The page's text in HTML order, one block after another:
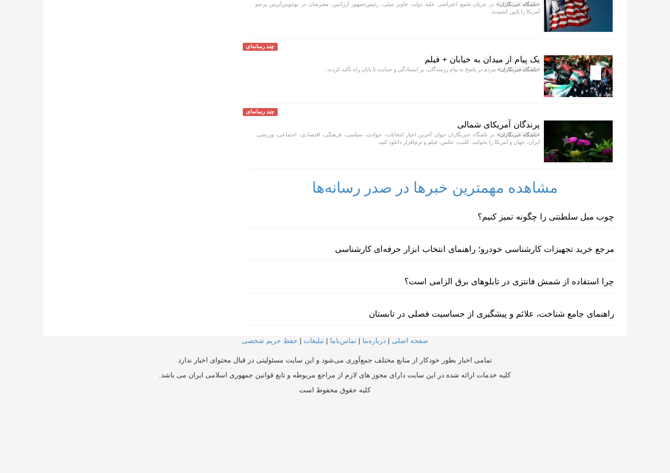
«باشگاه خبرنگاران»در جریان تجمع اعتراضی علیه دولت خاویر میلی، رئیس‌جمهور آرژانتین، معترضان در بوئنوس‌آیرس پرچم
آمریکا را پایین کشیدند.
چند رسانه‌ای
یک پیام از میدان به خیابان + فیلم
«باشگاه خبرنگاران» مردم در پاسخ به پیام رزمندگان، بر ایستادگی و حمایت تا پایان راه تأکید کردند.
چند رسانه‌ای
پرندگان آمریکای شمالی
«باشگاه خبرنگاران» در باشگاه خبرنگاران جوان آخرین اخبار انتخابات، حوادث، سیاسی، فرهنگی، اقتصادی، اجتماعی، ورزشی،
ایران، جهان و آمریکا را بخوانید. کلیپ، عکس، فیلم و نرم‌افزار دانلود کنید.
مشاهده مهمترین خبرها در صدر رسانه‌ها
چوب مبل سلطنتی را چگونه تمیز کنیم؟
مرجع خرید تجهیزات کارشناسی خودرو؛ راهنمای انتخاب ابزار حرفه‌ای کارشناسی
چرا استفاده از شمش فانتزی در تابلوهای برق الزامی است؟
راهنمای جامع شناخت، علائم و پیشگیری از حساسیت فصلی در تابستان
صفحه اصلی | درباره‌ما | تماس‌با‌ما | تبلیغات | حفظ حریم شخصی
تمامی اخبار بطور خودکار از منابع مختلف جمع‌آوری می‌شود و این سایت مسئولیتی در قبال محتوای اخبار ندارد
کلیه خدمات ارائه شده در این سایت دارای مجوز های لازم از مراجع مربوطه و تابع قوانین جمهوری اسلامی ایران می باشد.
کلیه حقوق محفوظ است